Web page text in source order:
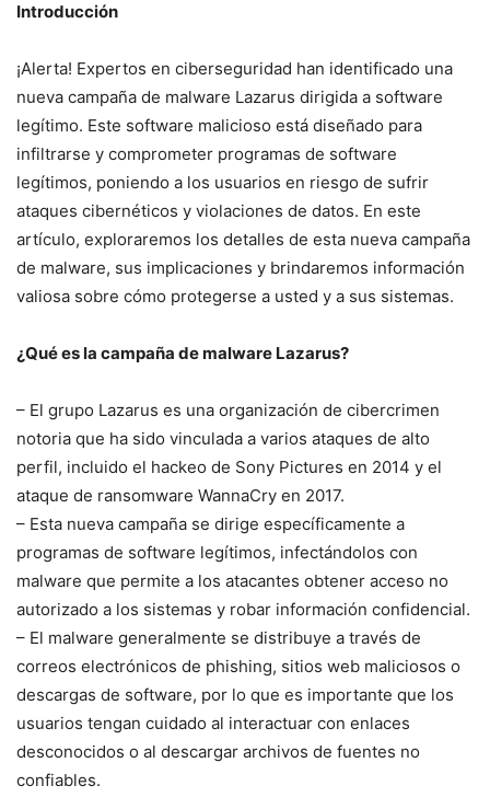
Introducción
¡Alerta! Expertos en ciberseguridad han identificado una
nueva campaña de malware Lazarus dirigida a software
legítimo. ⁤Este⁢ software malicioso está diseñado para
infiltrarse ⁣y‍ comprometer⁢ programas de ​software
legítimos, poniendo a los usuarios ​en riesgo de sufrir
ataques cibernéticos y violaciones de datos. En este
⁣artículo, exploraremos los detalles de esta nueva campaña
de malware, sus implicaciones y brindaremos información
valiosa sobre cómo protegerse ‌a usted y a‍ sus sistemas.
¿Qué es la campaña de malware Lazarus?
– El grupo Lazarus es una organización de cibercrimen
notoria⁤ que ha sido vinculada a varios ataques de alto⁣
perfil, incluido el​ hackeo de Sony Pictures en 2014 y el
ataque de‌ ransomware WannaCry en ‌2017.
– ​Esta nueva campaña se ⁣dirige específicamente a
‍programas ‌de software legítimos, infectándolos con
malware que permite a los atacantes⁣ obtener acceso no
autorizado a los sistemas y robar‌ información confidencial.
– El malware generalmente se distribuye ​a través de
correos electrónicos de phishing, sitios web maliciosos o
descargas de software, ⁢por lo que es importante que los⁣
usuarios tengan cuidado al interactuar con enlaces
desconocidos o al descargar ‌archivos de fuentes no
confiables.